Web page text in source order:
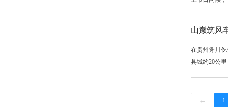
山巅筑风
在贵州务川
县城约20公
← 1